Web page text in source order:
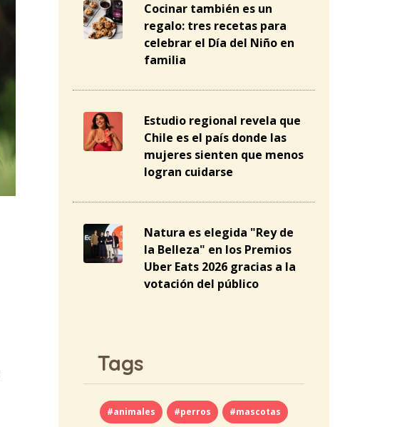
Cocinar también es un
regalo: tres recetas para
celebrar el Día del Niño en
familia
Estudio regional revela que
Chile es el país donde las
mujeres sienten que menos
logran cuidarse
Natura es elegida "Rey de
la Belleza" en los Premios
Uber Eats 2026 gracias a la
votación del público
Tags
#animales #perros #mascotas